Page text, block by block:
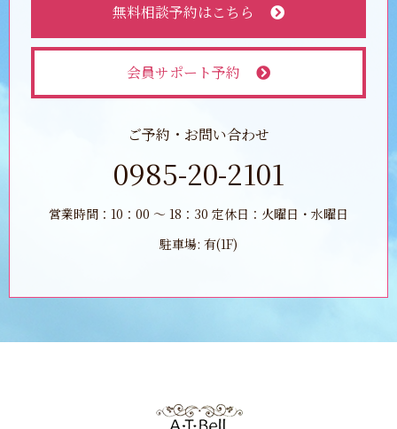
無料相談予約はこちら
会員サポート予約
ご予約・お問い合わせ
0985-20-2101
営業時間：10：00 ～ 18：30 定休日：火曜日・水曜日
駐車場: 有(1F)